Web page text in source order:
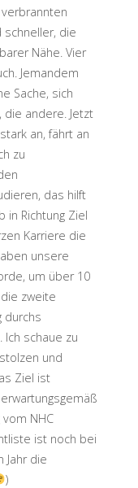
schneller, die
Nähe. Vier
Jemandem
Sache, sich
andere. Jetzt
an, fährt an
zu
das hilft
in Richtung Ziel
Karriere die
unsere
um über 10
zweite
durchs
Ich schaue zu
und
Ziel ist
NHC
ist noch bei
Jahr die
)